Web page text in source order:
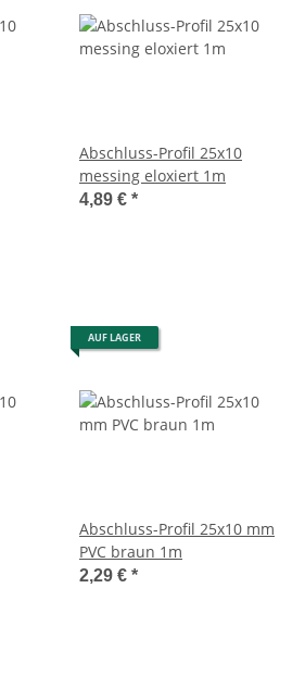
Abschluss-Profil 25x10
messing eloxiert 1m
4,89 € *
AUF LAGER
Abschluss-Profil 25x10 mm
PVC braun 1m
2,29 € *